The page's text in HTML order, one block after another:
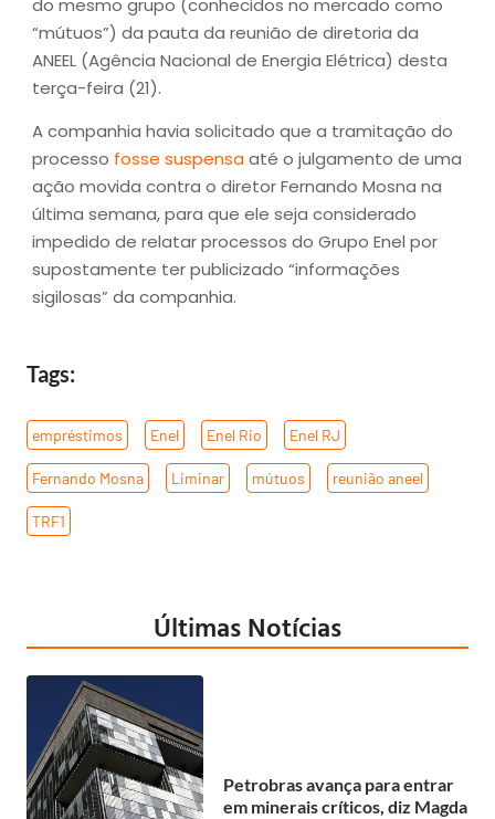
do mesmo grupo (conhecidos no mercado como
“mútuos”) da pauta da reunião de diretoria da
ANEEL (Agência Nacional de Energia Elétrica) desta
terça-feira (21).
A companhia havia solicitado que a tramitação do
processo fosse suspensaaté o julgamento de uma
ação movida contra o diretor Fernando Mosna na
última semana, para que ele seja considerado
impedido de relatar processos do Grupo Enel por
supostamente ter publicizado “informações
sigilosas” da companhia.
Tags:
empréstimos Enel Enel Rio Enel RJ
Fernando Mosna Liminar mútuos reunião aneel
TRF1
Últimas Notícias
Petrobras avança para entrar
em minerais críticos, diz Magda